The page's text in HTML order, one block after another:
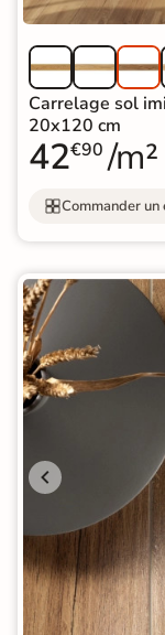
Carrelage sol
20x120 cm
42€90 /m²
Commander